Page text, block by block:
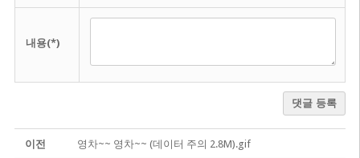
내용(*)
댓글 등록
이전 영차~~ 영차~~ (데이터 주의 2.8M).gif